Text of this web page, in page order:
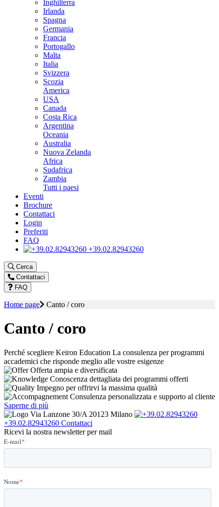
Inghilterra
Irlanda
Spagna
Germania
Francia
Portogallo
Malta
Italia
Svizzera
Scozia
America
USA
Canada
Costa Rica
Argentina
Oceania
Australia
Nuova Zelanda
Africa
Sudafrica
Zambia
Tutti i paesi
Eventi
Brochure
Contattaci
Login
Preferiti
FAQ
+39.02.82943260
Cerca
Contattaci
FAQ
Home page Canto / coro
Canto / coro
Perché scegliere Keiron Education La consulenza per programmi
accademici che risponde meglio alle vostre esigenze
Offerta ampia e diversificata
Conoscenza dettagliata dei programmi offerti
Impegno per offrirvi la massima qualità
Consulenza personalizzata e supporto al cliente
Saperne di più
Via Lanzone 30/A 20123 Milano
+39.02.82943260 Contattaci
Ricevi la nostra newsletter per mail